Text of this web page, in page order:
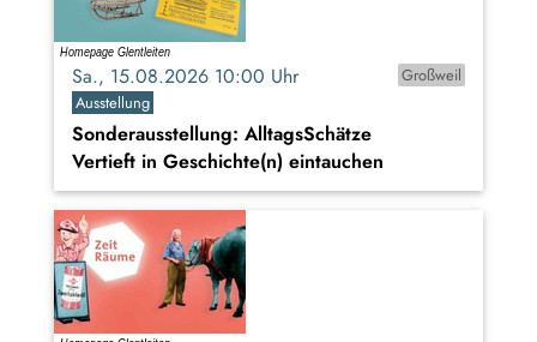
Sa., 15.08.2026 10:00 Uhr
Großweil
Ausstellung
Sonderausstellung: AlltagsSchätze
Vertieft in Geschichte(n) eintauchen